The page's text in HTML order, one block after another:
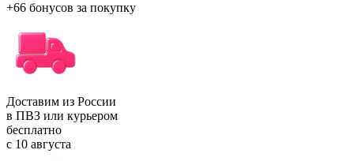
+66 бонусов за покупку
Доставим из России
в ПВЗ или курьером
бесплатно
с 10 августа